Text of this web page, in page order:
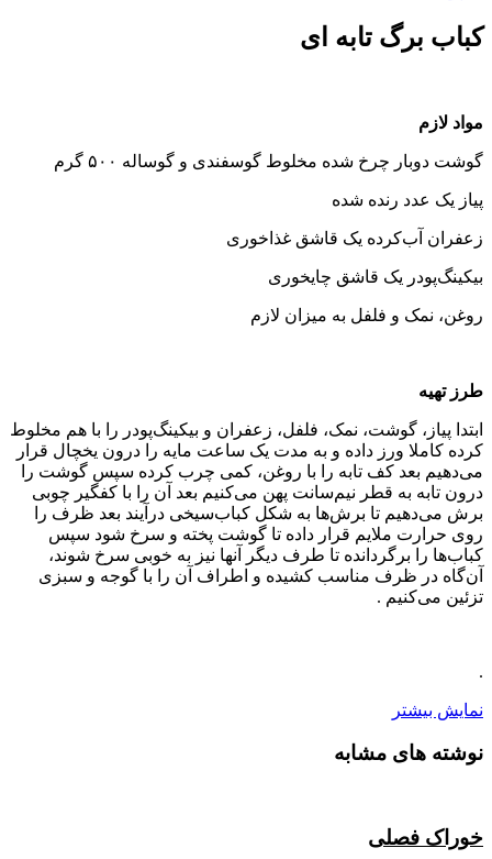
کباب برگ تابه ای
مواد لازم
گوشت دوبار چرخ شده مخلوط گوسفندی و گوساله ۵۰۰ گرم
پیاز یک عدد رنده شده
زعفران آب‌کرده یک قاشق غذاخوری
بیکینگ‌پودر یک قاشق چایخوری
روغن، نمک و فلفل به میزان لازم
طرز تهیه
ابتدا پیاز، گوشت، نمک، فلفل، زعفران و بیکینگ‌پودر را با هم مخلوط
کرده کاملا ورز داده و به مدت یک ساعت مایه را درون یخچال قرار
می‌دهیم بعد کف تابه را با روغن، کمی چرب کرده سپس گوشت را
درون تابه به قطر نیم‌سانت پهن می‌کنیم بعد آن را با کفگیر چوبی
برش می‌دهیم تا برش‌ها به شکل کباب‌سیخی درآیند بعد ظرف را
روی حرارت ملایم قرار داده تا گوشت پخته و سرخ شود سپس
کباب‌ها را برگردانده تا طرف دیگر آنها نیز به خوبی سرخ شوند،
آن‌گاه در ظرف مناسب کشیده و اطراف آن را با گوجه و سبزی
تزئین می‌کنیم .
.
نمایش بیشتر
نوشته های مشابه
خوراک فصلی